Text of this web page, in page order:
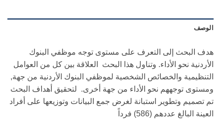
الوصف
هدف البحث إلى التعرف على مستوى توجه موظفي البنوك
الأردنية نحو الأداء. وتناول هذا البحث العلاقة بين كل من العوامل
التنظيمية والخصائص الشخصية لموظفي البنوك الأردنية من جهة,
ومستوى توجههم نحو الأداء من جهة أخرى. لتحقيق أهداف البحث
تم تصميم وتطوير استبانة لغرض جمع البيانات وتوزيعها على أفراد
العينة البالغ عددهم (586) فرداً